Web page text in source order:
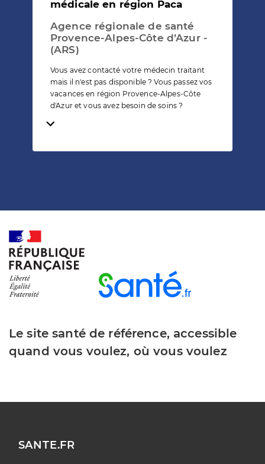
médicale en région Paca
Agence régionale de santé
Provence-Alpes-Côte d’Azur -
(ARS)
Vous avez contacté votre médecin traitant
mais il n'est pas disponible ? Vous passez vos
vacances en région Provence-Alpes-Côte
d'Azur et vous avez besoin de soins ?
Temps de lecture
Le site santé de référence, accessible
quand vous voulez, où vous voulez
SANTE.FR